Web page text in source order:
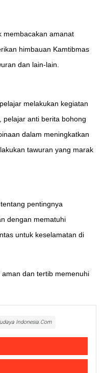
membacakan amanat
himbauan Kamtibmas
dan lain-lain.
melakukan kegiatan
pelajar anti berita bohong
dalam meningkatkan
tawuran yang marak
pentingnya
dengan mematuhi
untuk keselamatan di
dan tertib memenuhi
Indonesia.Com